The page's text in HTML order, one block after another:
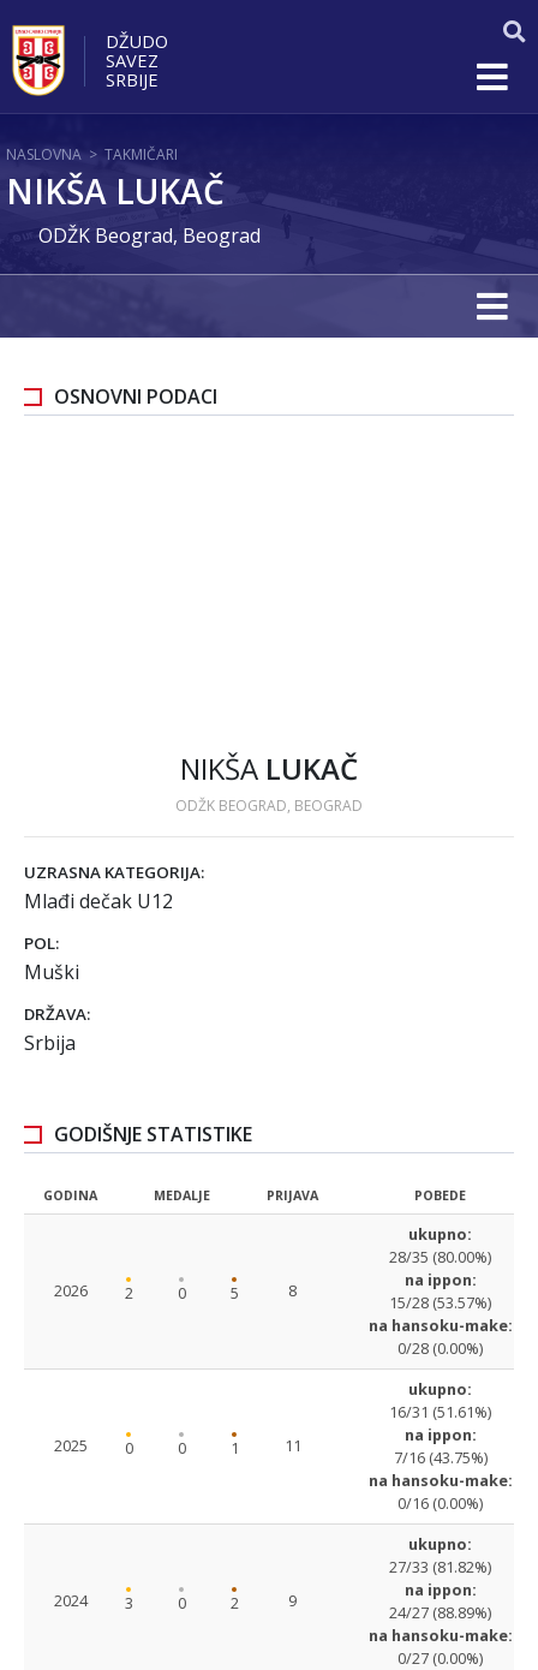
DŽUDO
SAVEZ
SRBIJE
NASLOVNA > TAKMIČARI
NIKŠA LUKAČ
ODŽK Beograd, Beograd
OSNOVNI PODACI
NIKŠA LUKAČ
ODŽK BEOGRAD, BEOGRAD
UZRASNA KATEGORIJA:
Mlađi dečak U12
POL:
Muški
DRŽAVA:
Srbija
GODIŠNJE STATISTIKE
GODINA MEDALJE PRIJAVA POBEDE
2026 2 0 5 8
ukupno:
28/35 (80.00%)
na ippon:
15/28 (53.57%)
na hansoku-make:
0/28 (0.00%)
2025 0 0 1 11
ukupno:
16/31 (51.61%)
na ippon:
7/16 (43.75%)
na hansoku-make:
0/16 (0.00%)
2024 3 0 2 9
ukupno:
27/33 (81.82%)
na ippon:
24/27 (88.89%)
na hansoku-make:
0/27 (0.00%)